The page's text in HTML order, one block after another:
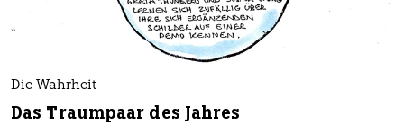
Die Wahrheit
Das Traumpaar des Jahres